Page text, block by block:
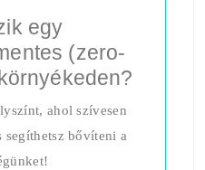
egy
(zero-
ahol szívesen
segíthetsz bővíteni a